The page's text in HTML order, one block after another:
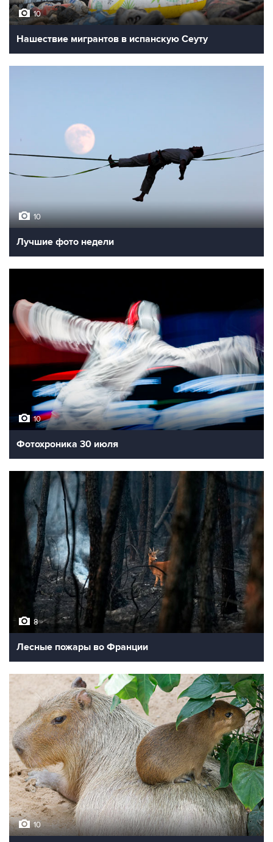
10
Нашествие мигрантов в испанскую Сеуту
10
Лучшие фото недели
10
Фотохроника 30 июля
8
Лесные пожары во Франции
10